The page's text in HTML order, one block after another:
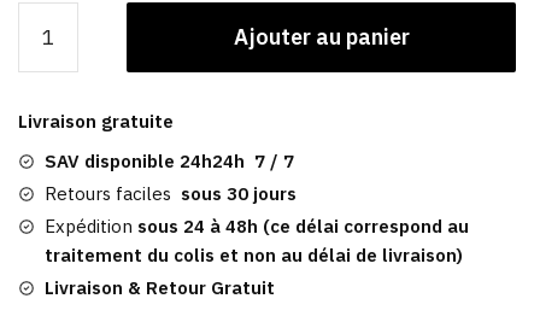
Casquette
|
Laine
Rouge
Bordeaux
Ajouter au panier
Livraison gratuite
SAV disponible 24h24h 7 / 7
Retours faciles sous 30 jours
Expédition sous 24 à 48h (ce délai correspond au
traitement du colis et non au délai de livraison)
Livraison & Retour Gratuit